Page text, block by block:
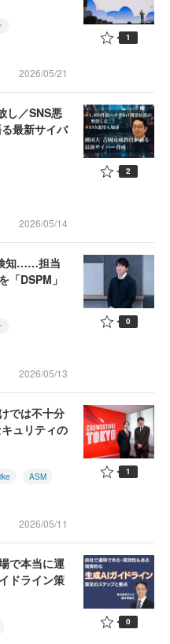
2026/05/21
1
し／SNS悪
最新サイバ
2026/05/14
2
知……担当
「DSPM」
2026/05/13
0
では不十分
ュリティの
ASM
2026/05/11
1
で本当に運
ドライン策
0